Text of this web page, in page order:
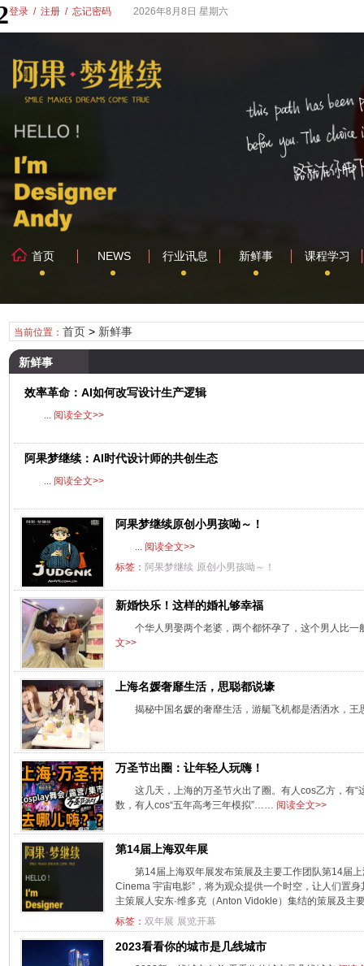
登录/ 注册/ 忘记密码 2026年8月8日 星期六
首页 NEWS 行业讯息 新鲜事 课程学习
当前位置： 首页> 新鲜事
新鲜事
效率革命：AI如何改写设计生产逻辑
... 阅读全文>>
阿果梦继续：AI时代设计师的共创生态
... 阅读全文>>
阿果梦继续原创小男孩呦～！
... 阅读全文>>
标签： 阿果梦继续 原创小男孩呦～！
新婚快乐！这样的婚礼够幸福
个华人男娶两个老婆，两个都怀孕了，这个男人比
文>>
上海名媛奢靡生活，思聪都说壕
揭秘中国名媛的奢靡生活，游艇飞机都是洒洒水，王
万圣节出圈：让年轻人玩嗨！
这几天，上海的万圣节火出了圈。有人cos乙方，有
数，有人cos“五年高考三年模拟”…… 阅读全文>>
第14届上海双年展
第14届上海双年展发布策展及主要工作团队第14届
Cinema 宇宙电影”，将为观众提供一个时空，让人们置
主策展人安东·维多克（Anton Vidokle）集结的策展及主
标签： 双年展 展览开幕
2023看看你的城市是几线城市